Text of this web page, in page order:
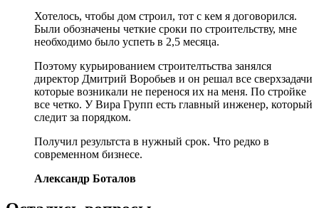
Хотелось, чтобы дом строил, тот с кем я договорился.
Были обозначены четкие сроки по строительству, мне
необходимо было успеть в 2,5 месяца.
Поэтому курьированием строителтьства занялся
директор Дмитрий Воробьев и он решал все сверхзадачи
которые возникали не перенося их на меня. По стройке
все четко. У Вира Групп есть главный инженер, который
следит за порядком.
Получил результста в нужный срок. Что редко в
современном бизнесе.
Александр Боталов